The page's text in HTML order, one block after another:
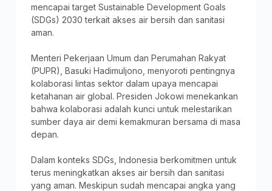
mencapai target Sustainable Development Goals
(SDGs) 2030 terkait akses air bersih dan sanitasi
aman.
Menteri Pekerjaan Umum dan Perumahan Rakyat
(PUPR), Basuki Hadimuljono, menyoroti pentingnya
kolaborasi lintas sektor dalam upaya mencapai
ketahanan air global. Presiden Jokowi menekankan
bahwa kolaborasi adalah kunci untuk melestarikan
sumber daya air demi kemakmuran bersama di masa
depan.
Dalam konteks SDGs, Indonesia berkomitmen untuk
terus meningkatkan akses air bersih dan sanitasi
yang aman. Meskipun sudah mencapai angka yang